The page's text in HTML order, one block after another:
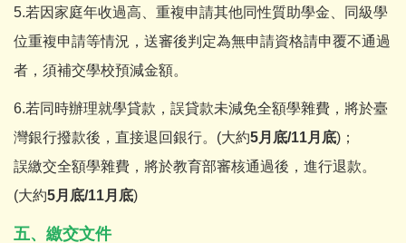
5.若因家庭年收過高、重複申請其他同性質助學金、同級學
位重複申請等情況，送審後判定為無申請資格請申覆不通過
者，須補交學校預減金額。
6.若同時辦理就學貸款，誤貸款未減免全額學雜費，將於臺
灣銀行撥款後，直接退回銀行。(大約5月底/11月底)；
誤繳交全額學雜費，將於教育部審核通過後，進行退款。
(大約5月底/11月底)
五、繳交文件